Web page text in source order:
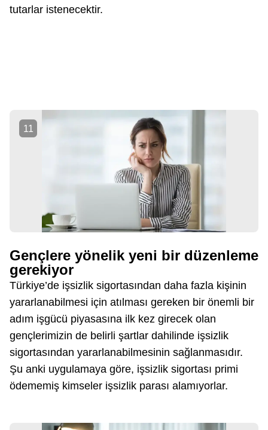
tutarlar istenecektir.
11
Gençlere yönelik yeni bir düzenleme
gerekiyor
Türkiye’de işsizlik sigortasından daha fazla kişinin
yararlanabilmesi için atılması gereken bir önemli bir
adım işgücü piyasasına ilk kez girecek olan
gençlerimizin de belirli şartlar dahilinde işsizlik
sigortasından yararlanabilmesinin sağlanmasıdır.
Şu anki uygulamaya göre, işsizlik sigortası primi
ödememiş kimseler işsizlik parası alamıyorlar.